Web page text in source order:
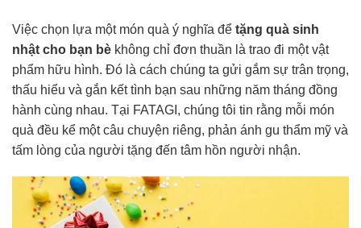
Việc chọn lựa một món quà ý nghĩa để tặng quà sinh
nhật cho bạn bè không chỉ đơn thuần là trao đi một vật
phẩm hữu hình. Đó là cách chúng ta gửi gắm sự trân trọng,
thấu hiểu và gắn kết tình bạn sau những năm tháng đồng
hành cùng nhau. Tại FATAGI, chúng tôi tin rằng mỗi món
quà đều kể một câu chuyện riêng, phản ánh gu thẩm mỹ và
tấm lòng của người tặng đến tâm hồn người nhận.